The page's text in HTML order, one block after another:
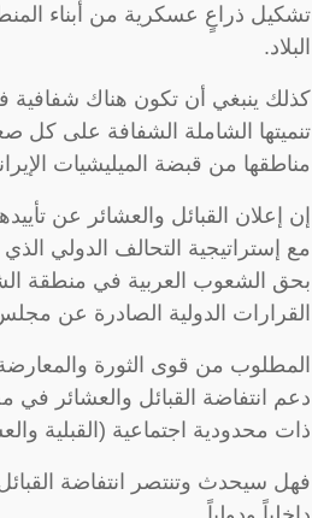
تشكيل ذراعٍ عسكرية من أبناء
البلاد.
كذلك ينبغي أن تكون هناك شفافية
تنميتها الشاملة الشفافة على كل
مناطقها من قبضة الميليشيات
إن إعلان القبائل والعشائر عن
مع إستراتيجية التحالف الدولي
بحق الشعوب العربية في منطقة
القرارات الدولية الصادرة عن مجلس
المطلوب من قوى الثورة
دعم انتفاضة القبائل والعشائر
ذات محدودية اجتماعية (القبلية
فهل سيحدث وتنتصر انتفاضة